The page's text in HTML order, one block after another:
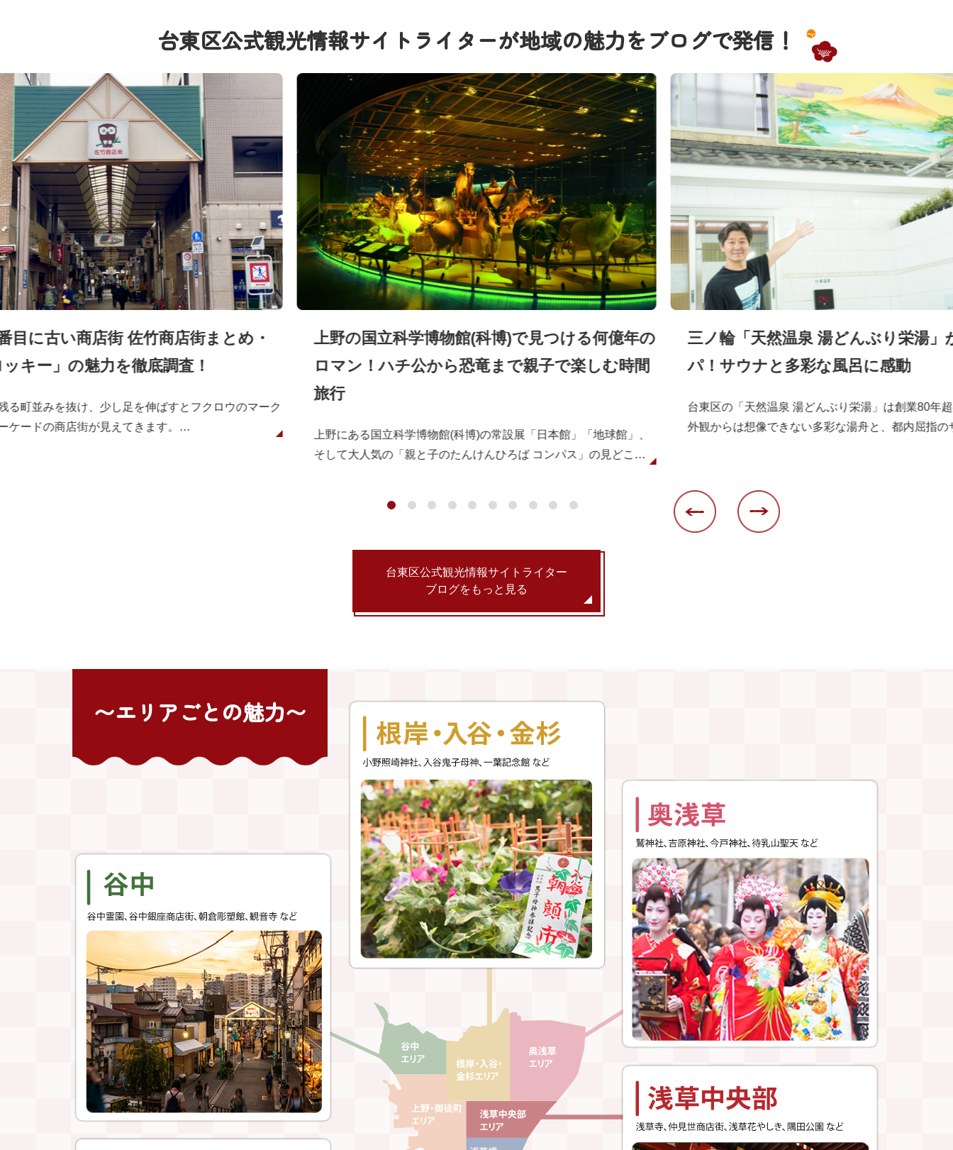
台東区公式観光情報サイトライターが地域の魅力をブログで発信！
目に古い商店街 佐竹商店街まとめ・
キー」の魅力を徹底調査！
る町並みを抜け、少し足を伸ばすとフクロウのマーク
ケードの商店街が見えてきます。
上野の国立科学博物館(科博)で見つける何億年の
ロマン！ハチ公から恐竜まで親子で楽しむ時間
旅行
上野にある国立科学博物館(科博)の常設展「日本館」「地球館」、
そして大人気の「親と子のたんけんひろば コンパス」の見どころ
三ノ輪「天然温泉 湯どんぶり栄湯」
パ！サウナと多彩な風呂に感動
台東区の「天然温泉 湯どんぶり栄湯」は創業80年
外観からは想像できない多彩な湯舟と、都内屈指の
台東区公式観光情報サイトライター
ブログをもっと見る
〜エリアごとの魅力〜